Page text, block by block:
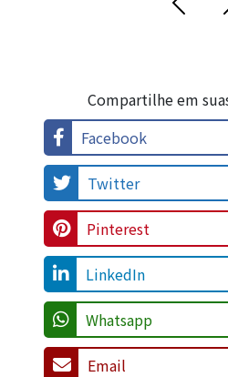
Compartilhe em
Facebook
Twitter
Pinterest
LinkedIn
Whatsapp
Email